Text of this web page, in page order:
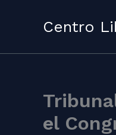
Centro
el